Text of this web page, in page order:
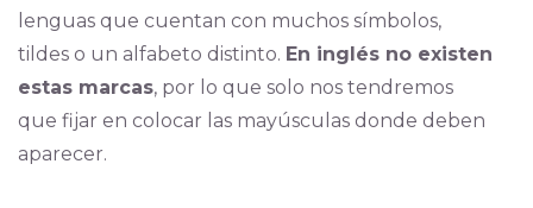
lenguas que cuentan con muchos símbolos,
tildes o un alfabeto distinto. En inglés no existen
estas marcas, por lo que solo nos tendremos
que fijar en colocar las mayúsculas donde deben
aparecer.